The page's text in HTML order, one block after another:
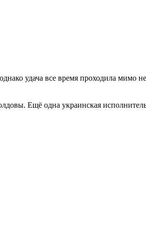
удача все время проходила мимо
Ещё одна украинская